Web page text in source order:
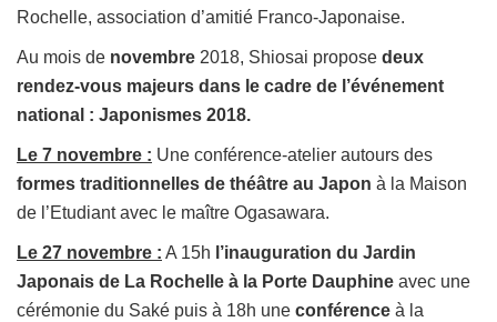
Rochelle, association d’amitié Franco-Japonaise.
Au mois de novembre 2018, Shiosai propose deux
rendez-vous majeurs dans le cadre de l’événement
national : Japonismes 2018.
Le 7 novembre : Une conférence-atelier autours des
formes traditionnelles de théâtre au Japon à la Maison
de l’Etudiant avec le maître Ogasawara.
Le 27 novembre : A 15h l’inauguration du Jardin
Japonais de La Rochelle à la Porte Dauphine avec une
cérémonie du Saké puis à 18h une conférence à la